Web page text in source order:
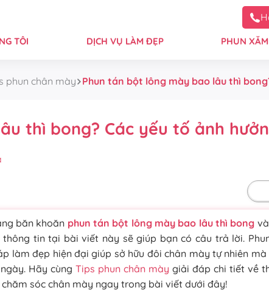
TÔI DỊCH VỤ LÀM ĐẸP PHUN
phun chân mày Phun tán bột lông mày bao lâu thì
thì bong? Các yếu tố ảnh
băn khoăn phun tán bột lông mày bao lâu thì bong
thông tin tại bài viết này sẽ giúp bạn có câu trả lời.
làm đẹp hiện đại giúp sở hữu đôi chân mày tự nhiên
Hãy cùng Tips phun chân mày giải đáp chi tiết về
sóc chân mày ngay trong bài viết dưới đây!